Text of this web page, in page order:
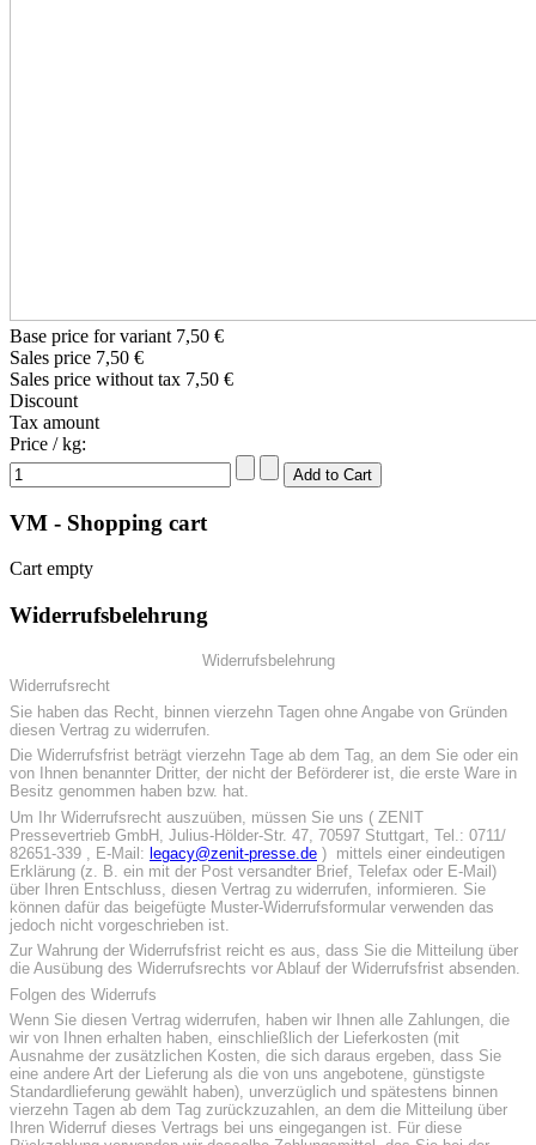
Base price for variant 7,50 €
Sales price 7,50 €
Sales price without tax 7,50 €
Discount
Tax amount
Price / kg:
VM - Shopping cart
Cart empty
Widerrufsbelehrung
Widerrufsbelehrung
Widerrufsrecht
Sie haben das Recht, binnen vierzehn Tagen ohne Angabe von Gründen
diesen Vertrag zu widerrufen.
Die Widerrufsfrist beträgt vierzehn Tage ab dem Tag, an dem Sie oder ein
von Ihnen benannter Dritter, der nicht der Beförderer ist, die erste Ware in
Besitz genommen haben bzw. hat.
Um Ihr Widerrufsrecht auszuüben, müssen Sie uns ( ZENIT
Pressevertrieb GmbH, Julius-Hölder-Str. 47, 70597 Stuttgart, Tel.: 0711/
82651-339 , E-Mail: legacy@zenit-presse.de ) mittels einer eindeutigen
Erklärung (z. B. ein mit der Post versandter Brief, Telefax oder E-Mail)
über Ihren Entschluss, diesen Vertrag zu widerrufen, informieren. Sie
können dafür das beigefügte Muster-Widerrufsformular verwenden das
jedoch nicht vorgeschrieben ist.
Zur Wahrung der Widerrufsfrist reicht es aus, dass Sie die Mitteilung über
die Ausübung des Widerrufsrechts vor Ablauf der Widerrufsfrist absenden.
Folgen des Widerrufs
Wenn Sie diesen Vertrag widerrufen, haben wir Ihnen alle Zahlungen, die
wir von Ihnen erhalten haben, einschließlich der Lieferkosten (mit
Ausnahme der zusätzlichen Kosten, die sich daraus ergeben, dass Sie
eine andere Art der Lieferung als die von uns angebotene, günstigste
Standardlieferung gewählt haben), unverzüglich und spätestens binnen
vierzehn Tagen ab dem Tag zurückzuzahlen, an dem die Mitteilung über
Ihren Widerruf dieses Vertrags bei uns eingegangen ist. Für diese